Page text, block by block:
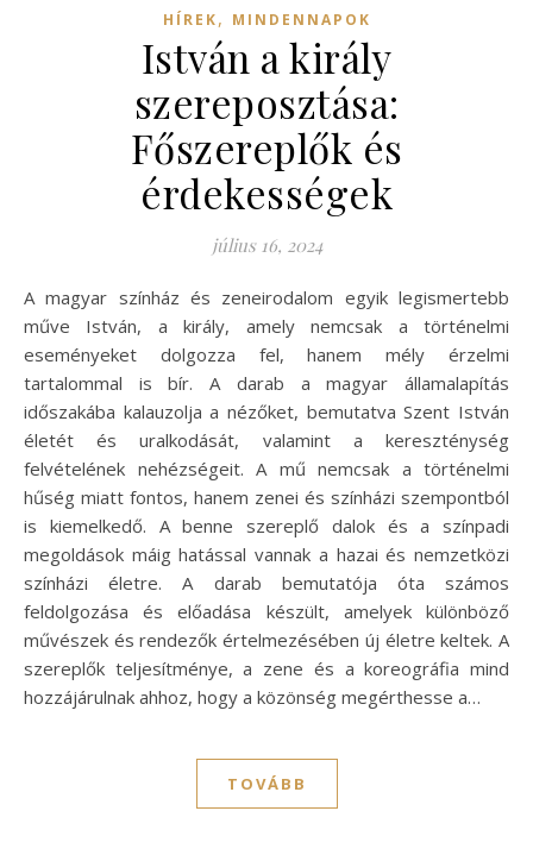
HÍREK, MINDENNAPOK
István a király
szereposztása:
Főszereplők és
érdekességek
július 16, 2024
A magyar színház és zeneirodalom egyik legismertebb
műve István, a király, amely nemcsak a történelmi
eseményeket dolgozza fel, hanem mély érzelmi
tartalommal is bír. A darab a magyar államalapítás
időszakába kalauzolja a nézőket, bemutatva Szent István
életét és uralkodását, valamint a kereszténység
felvételének nehézségeit. A mű nemcsak a történelmi
hűség miatt fontos, hanem zenei és színházi szempontból
is kiemelkedő. A benne szereplő dalok és a színpadi
megoldások máig hatással vannak a hazai és nemzetközi
színházi életre. A darab bemutatója óta számos
feldolgozása és előadása készült, amelyek különböző
művészek és rendezők értelmezésében új életre keltek. A
szereplők teljesítménye, a zene és a koreográfia mind
hozzájárulnak ahhoz, hogy a közönség megérthesse a…
TOVÁBB